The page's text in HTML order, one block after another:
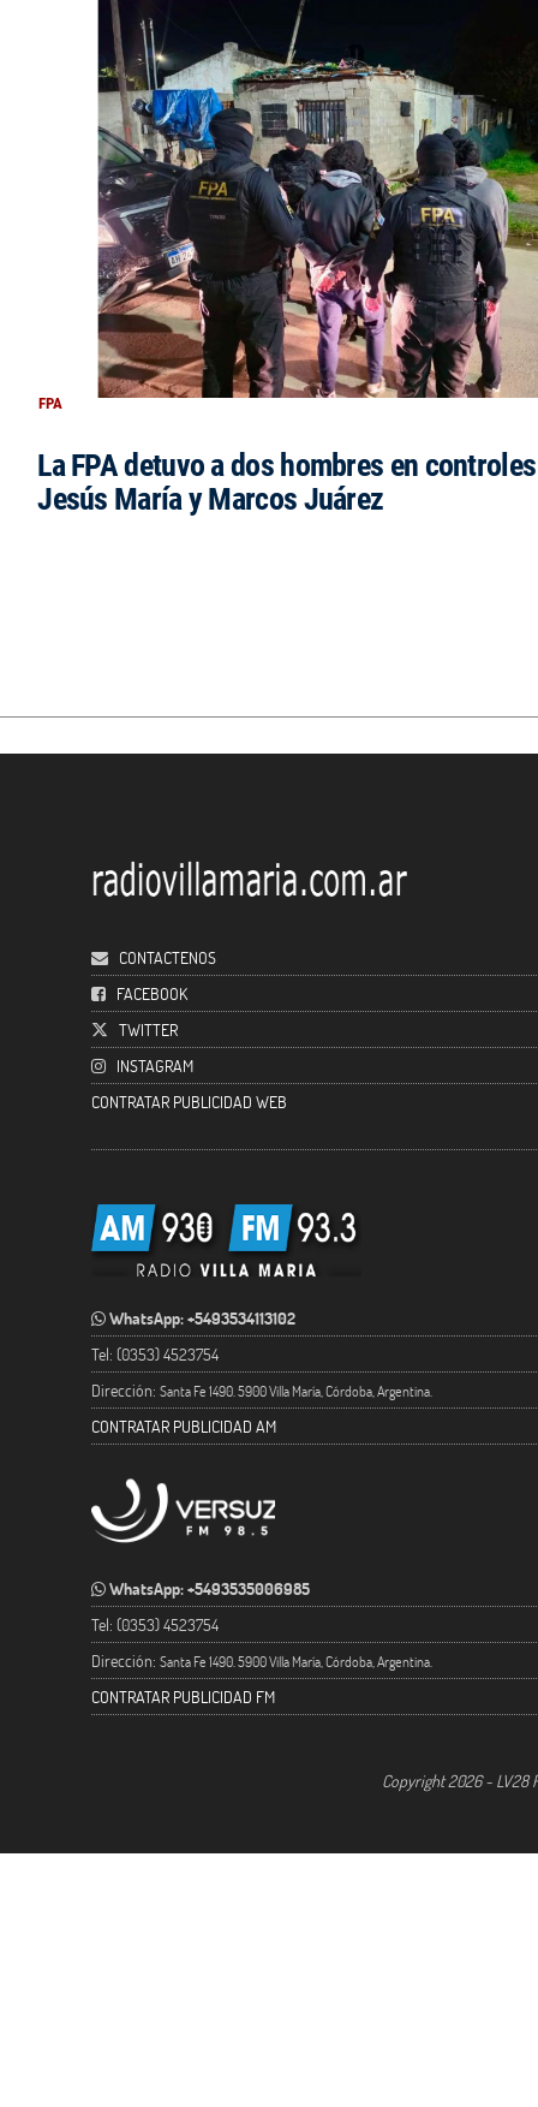
FPA
La FPA detuvo a dos hombres en
Jesús María y Marcos Juárez
CONTACTENOS
FACEBOOK
TWITTER
INSTAGRAM
CONTRATAR PUBLICIDAD WEB
WhatsApp: +5493534113102
Tel: (0353) 4523754
Dirección: Santa Fe 1490. 5900 Villa María, Córdoba, Argentina.
CONTRATAR PUBLICIDAD AM
WhatsApp: +5493535006985
Tel: (0353) 4523754
Dirección: Santa Fe 1490. 5900 Villa María, Córdoba, Argentina.
CONTRATAR PUBLICIDAD FM
Copyright 2026 - LV28